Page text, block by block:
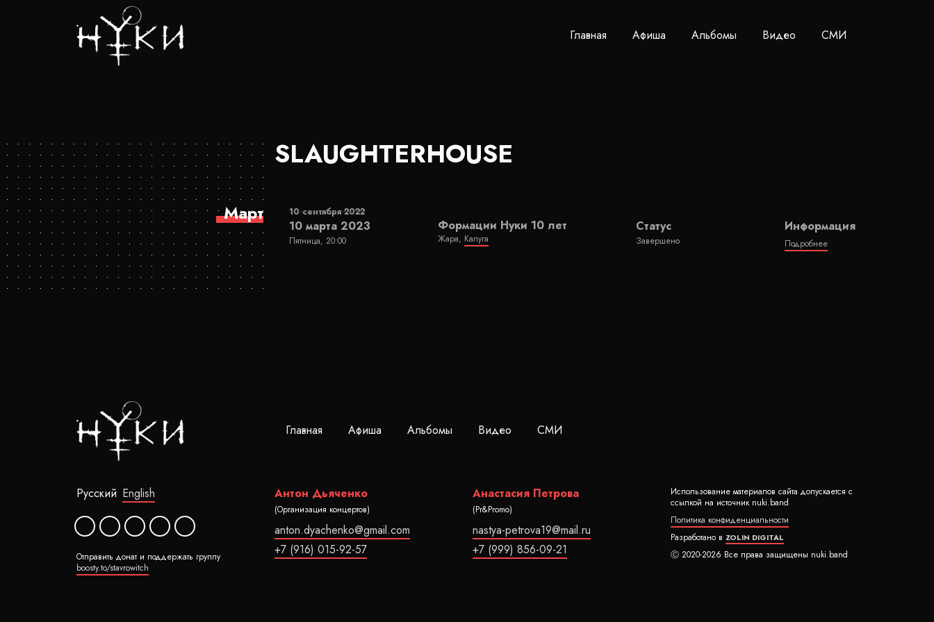
Главная Афиша Альбомы Видео СМИ
SLAUGHTERHOUSE
Март 10 сентября 2022
10 марта 2023
Пятница, 20:00
Формации Нуки 10 лет
Жара, Калуга
Статус
Завершено
Информация
Подробнее
Главная Афиша Альбомы Видео СМИ
Русский English
Отправить донат и поддержать группу
boosty.to/stavrowitch
Антон Дьяченко
(Организация концертов)
anton.dyachenko@gmail.com
+7 (916) 015-92-57
Анастасия Петрова
(Pr&Promo)
nastya-petrova19@mail.ru
+7 (999) 856-09-21
Использование материалов сайта допускается с
ссылкой на источник nuki.band
Политика конфиденциальности
Разработано в ZOLIN DIGITAL
Ⓒ 2020-2026 Все права защищены nuki.band